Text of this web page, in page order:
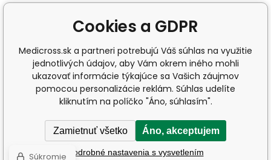
Cookies a GDPR
Medicross.sk a partneri potrebujú Váš súhlas na využitie
jednotlivých údajov, aby Vám okrem iného mohli
ukazovať informácie týkajúce sa Vašich záujmov
pomocou personalizácie reklám. Súhlas udelíte
kliknutím na políčko "Áno, súhlasím".
Zamietnuť všetko Áno, akceptujem
Podrobné nastavenia s vysvetlením
Súkromie